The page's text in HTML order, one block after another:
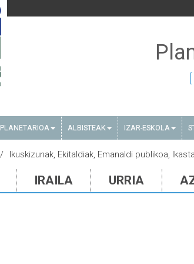
PLANETARIOA ALBISTEAK IZAR-ESKOLA
Ikuskizunak, Ekitaldiak, Emanaldi publikoa,
IRAILA URRIA